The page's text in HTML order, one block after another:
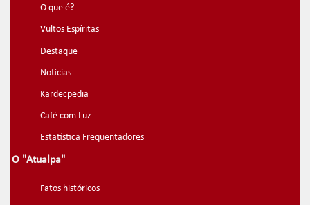
O que é?
Vultos Espíritas
Destaque
Notícias
Kardecpedia
Café com Luz
Estatística Frequentadores
O "Atualpa"
Fatos históricos